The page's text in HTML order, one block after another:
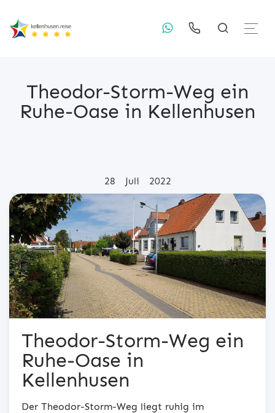
Theodor-Storm-Weg ein
Ruhe-Oase in Kellenhusen
28 Juli 2022
Theodor-Storm-Weg ein
Ruhe-Oase in
Kellenhusen
Der Theodor-Storm-Weg liegt ruhig im